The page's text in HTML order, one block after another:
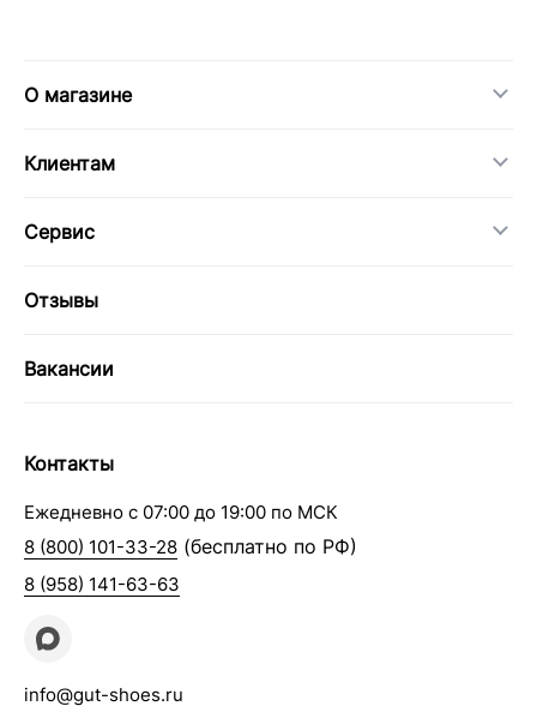
О магазине
Клиентам
Сервис
Отзывы
Вакансии
Контакты
Ежедневно с 07:00 до 19:00 по МСК
8 (800) 101-33-28 (бесплатно по РФ)
8 (958) 141-63-63
info@gut-shoes.ru